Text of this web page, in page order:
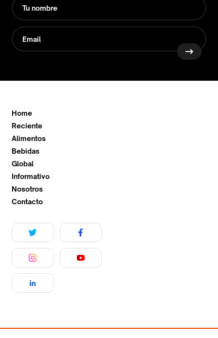
Home
Reciente
Alimentos
Bebidas
Global
Informativo
Nosotros
Contacto